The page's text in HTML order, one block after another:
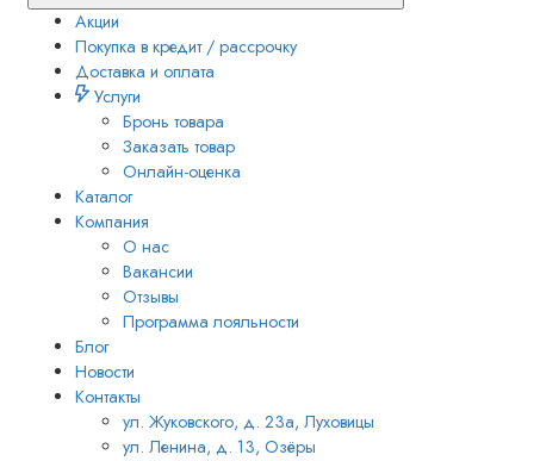
Акции
Покупка в кредит / рассрочку
Доставка и оплата
Услуги
Бронь товара
Заказать товар
Онлайн-оценка
Каталог
Компания
О нас
Вакансии
Отзывы
Программа лояльности
Блог
Новости
Контакты
ул. Жуковского, д. 23а, Луховицы
ул. Ленина, д. 13, Озёры